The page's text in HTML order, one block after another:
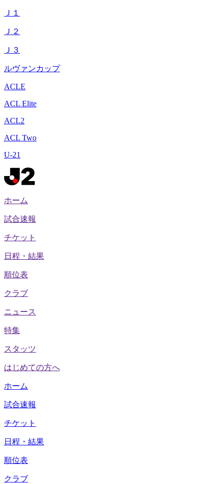
Ｊ１
Ｊ２
Ｊ３
ルヴァンカップ
ACLE
ACL Elite
ACL2
ACL Two
U-21
ホーム
試合速報
チケット
日程・結果
順位表
クラブ
ニュース
特集
スタッツ
はじめての方へ
ホーム
試合速報
チケット
日程・結果
順位表
クラブ